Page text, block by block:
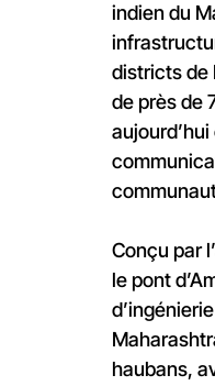
indien du
districts de
de près de
Conçu par
le pont
haubans,